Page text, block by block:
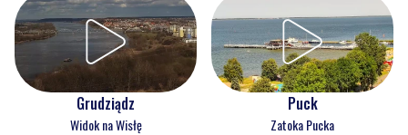
Grudziądz
Widok na Wisłę
Puck
Zatoka Pucka